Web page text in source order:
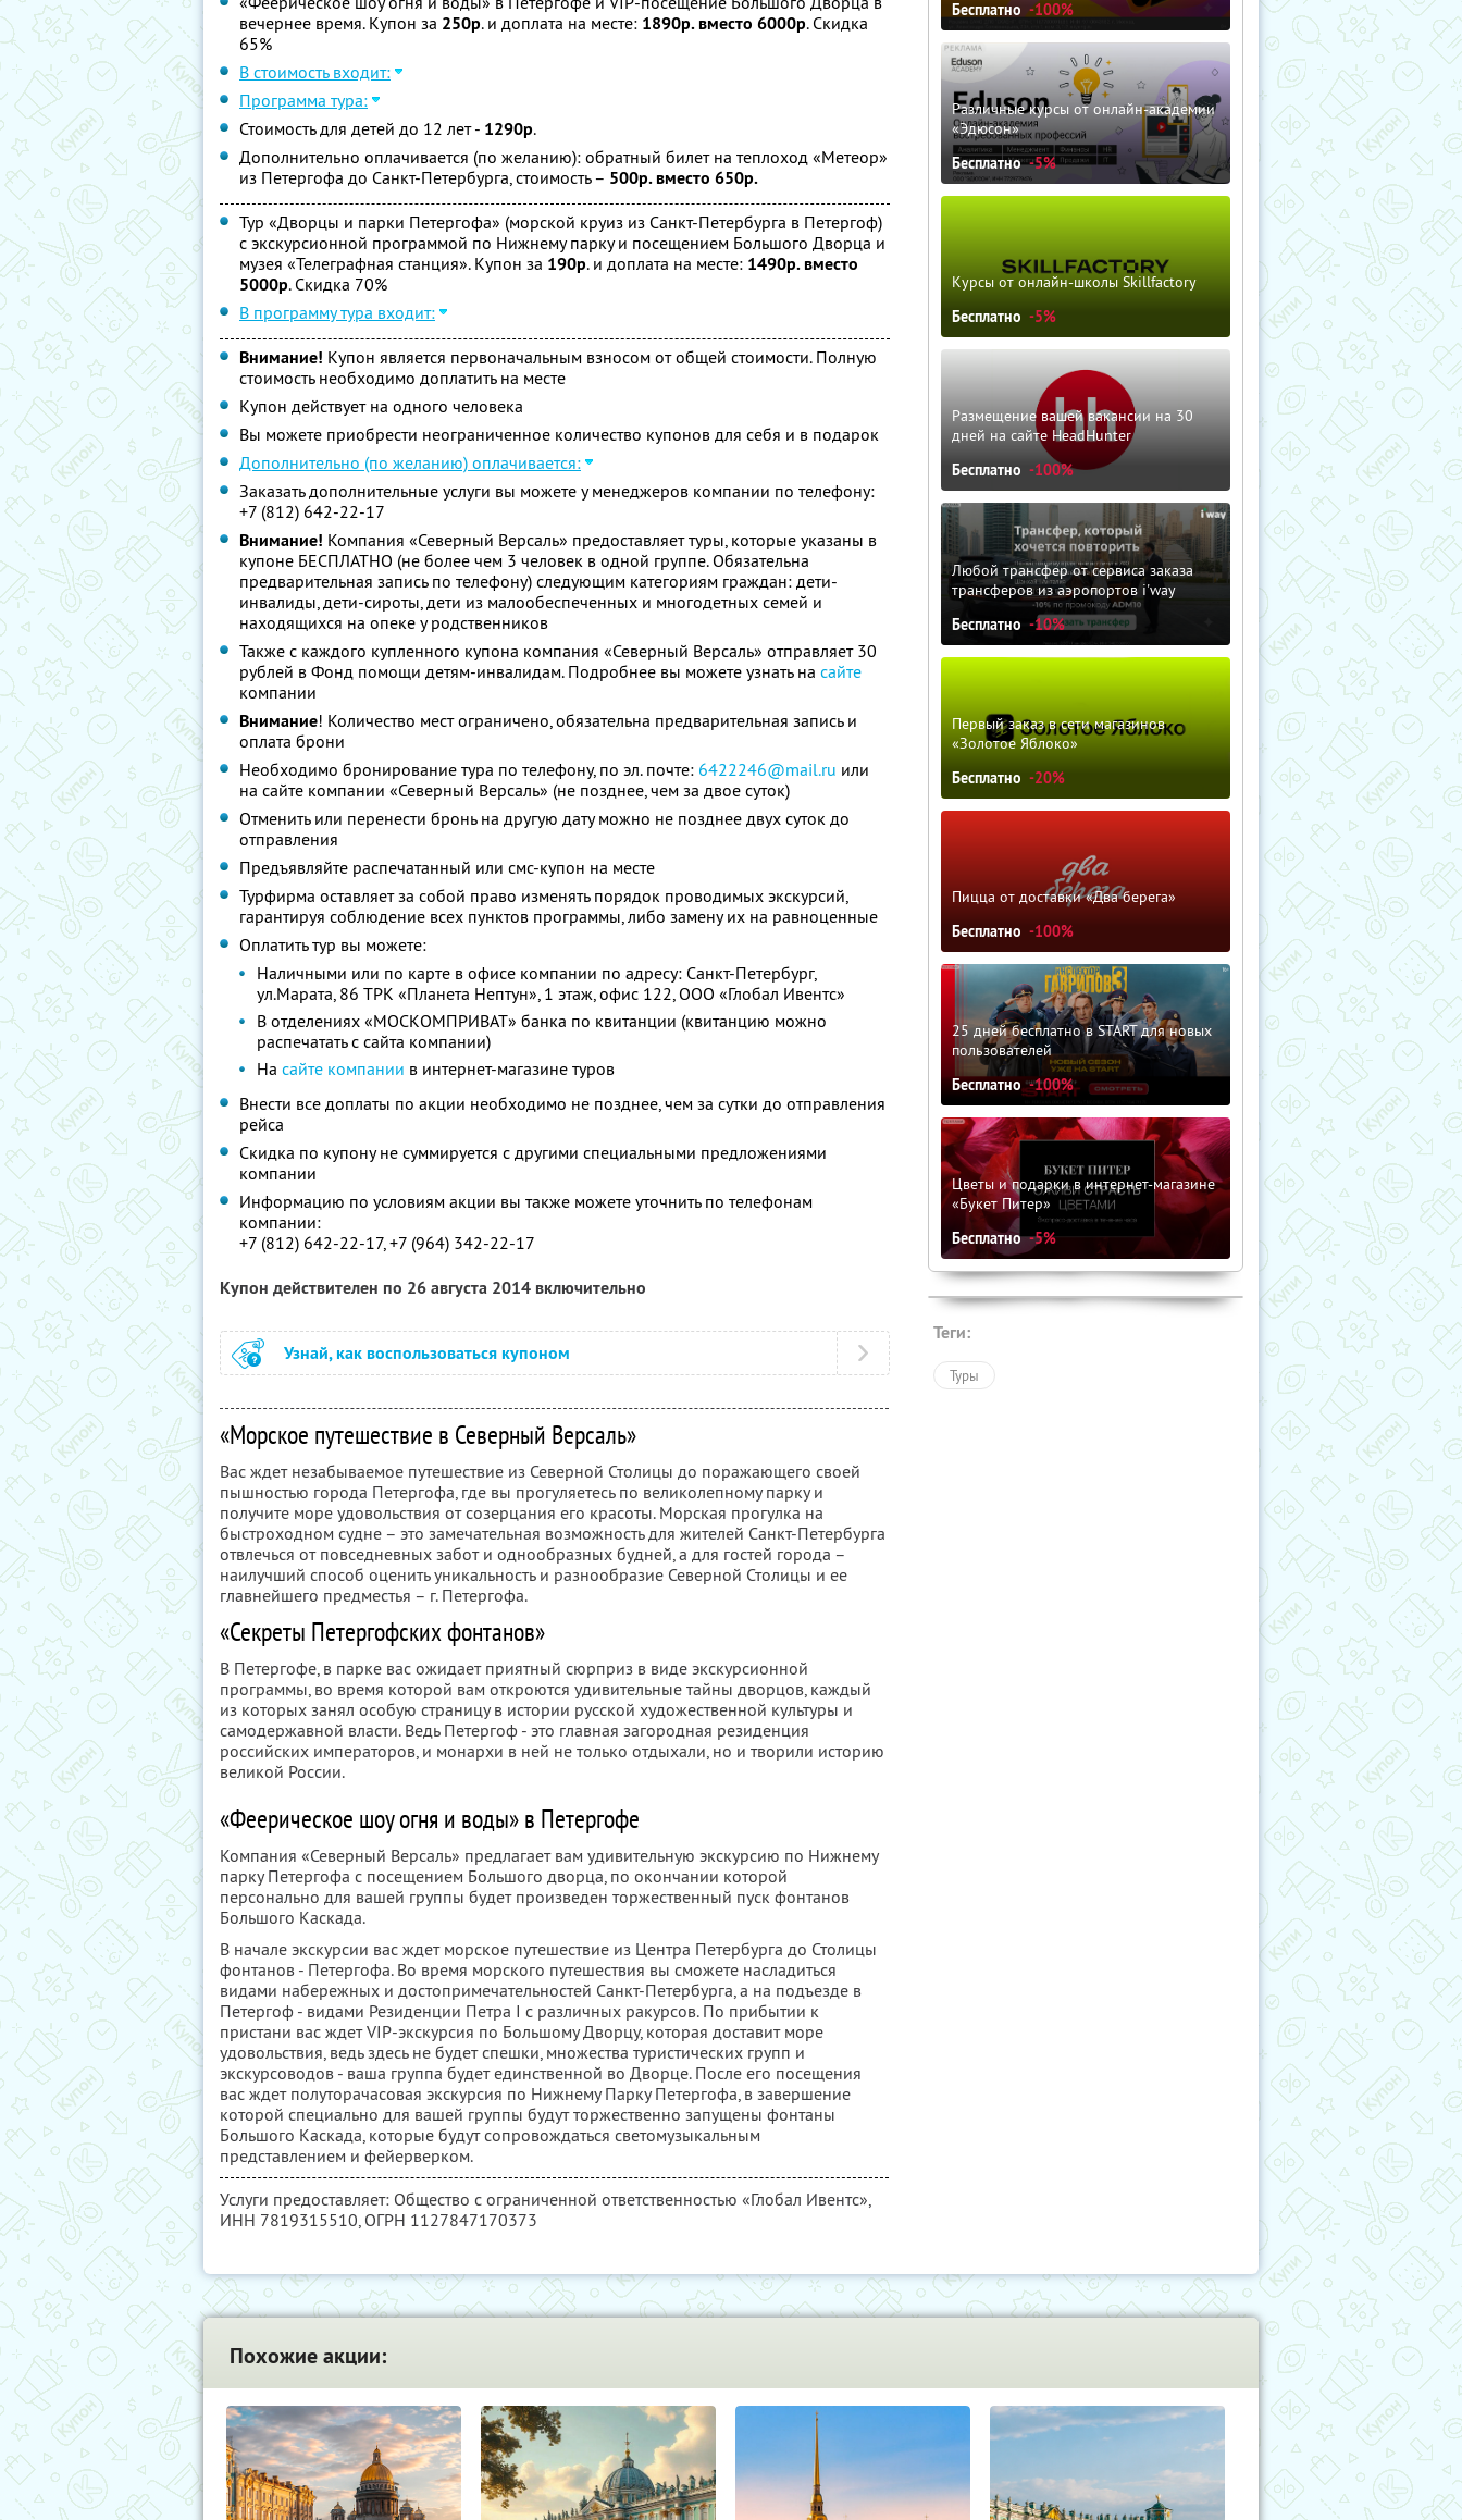
вечернее время. Купон за 250р. и доплата на месте: 1890р. вместо 6000р. Скидка
65%
В стоимость входит:
Программа тура:
Стоимость для детей до 12 лет - 1290р.
Дополнительно оплачивается (по желанию): обратный билет на теплоход «Метеор»
из Петергофа до Санкт-Петербурга, стоимость – 500р. вместо 650р.
Тур «Дворцы и парки Петергофа» (морской круиз из Санкт-Петербурга в Петергоф)
с экскурсионной программой по Нижнему парку и посещением Большого Дворца и
музея «Телеграфная станция». Купон за 190р. и доплата на месте: 1490р. вместо
5000р. Скидка 70%
В программу тура входит:
Внимание! Купон является первоначальным взносом от общей стоимости. Полную
стоимость необходимо доплатить на месте
Купон действует на одного человека
Вы можете приобрести неограниченное количество купонов для себя и в подарок
Дополнительно (по желанию) оплачивается:
Заказать дополнительные услуги вы можете у менеджеров компании по телефону:
+7 (812) 642-22-17
Внимание! Компания «Северный Версаль» предоставляет туры, которые указаны в
купоне БЕСПЛАТНО (не более чем 3 человек в одной группе. Обязательна
предварительная запись по телефону) следующим категориям граждан: дети-
инвалиды, дети-сироты, дети из малообеспеченных и многодетных семей и
находящихся на опеке у родственников
Также с каждого купленного купона компания «Северный Версаль» отправляет 30
рублей в Фонд помощи детям-инвалидам. Подробнее вы можете узнать на сайте
компании
Внимание! Количество мест ограничено, обязательна предварительная запись и
оплата брони
Необходимо бронирование тура по телефону, по эл. почте: 6422246@mail.ru или
на сайте компании «Северный Версаль» (не позднее, чем за двое суток)
Отменить или перенести бронь на другую дату можно не позднее двух суток до
отправления
Предъявляйте распечатанный или смс-купон на месте
Турфирма оставляет за собой право изменять порядок проводимых экскурсий,
гарантируя соблюдение всех пунктов программы, либо замену их на равноценные
Оплатить тур вы можете:
Наличными или по карте в офисе компании по адресу: Санкт-Петербург,
ул.Марата, 86 ТРК «Планета Нептун», 1 этаж, офис 122, ООО «Глобал Ивентс»
В отделениях «МОСКОМПРИВАТ» банка по квитанции (квитанцию можно
распечатать с сайта компании)
На сайте компании в интернет-магазине туров
Внести все доплаты по акции необходимо не позднее, чем за сутки до отправления
рейса
Скидка по купону не суммируется с другими специальными предложениями
компании
Информацию по условиям акции вы также можете уточнить по телефонам
компании:
+7 (812) 642-22-17, +7 (964) 342-22-17
Купон действителен по 26 августа 2014 включительно
Узнай, как воспользоваться купоном
«Морское путешествие в Северный Версаль»
Вас ждет незабываемое путешествие из Северной Столицы до поражающего своей
пышностью города Петергофа, где вы прогуляетесь по великолепному парку и
получите море удовольствия от созерцания его красоты. Морская прогулка на
быстроходном судне – это замечательная возможность для жителей Санкт-Петербурга
отвлечься от повседневных забот и однообразных будней, а для гостей города –
наилучший способ оценить уникальность и разнообразие Северной Столицы и ее
главнейшего предместья – г. Петергофа.
«Секреты Петергофских фонтанов»
В Петергофе, в парке вас ожидает приятный сюрприз в виде экскурсионной
программы, во время которой вам откроются удивительные тайны дворцов, каждый
из которых занял особую страницу в истории русской художественной культуры и
самодержавной власти. Ведь Петергоф - это главная загородная резиденция
российских императоров, и монархи в ней не только отдыхали, но и творили историю
великой России.
«Феерическое шоу огня и воды» в Петергофе
Компания «Северный Версаль» предлагает вам удивительную экскурсию по Нижнему
парку Петергофа с посещением Большого дворца, по окончании которой
персонально для вашей группы будет произведен торжественный пуск фонтанов
Большого Каскада.
В начале экскурсии вас ждет морское путешествие из Центра Петербурга до Столицы
фонтанов - Петергофа. Во время морского путешествия вы сможете насладиться
видами набережных и достопримечательностей Санкт-Петербурга, а на подъезде в
Петергоф - видами Резиденции Петра I с различных ракурсов. По прибытии к
пристани вас ждет VIP-экскурсия по Большому Дворцу, которая доставит море
удовольствия, ведь здесь не будет спешки, множества туристических групп и
экскурсоводов - ваша группа будет единственной во Дворце. После его посещения
вас ждет полуторачасовая экскурсия по Нижнему Парку Петергофа, в завершение
которой специально для вашей группы будут торжественно запущены фонтаны
Большого Каскада, которые будут сопровождаться светомузыкальным
представлением и фейерверком.
Услуги предоставляет: Общество с ограниченной ответственностью «Глобал Ивентс»,
ИНН 7819315510, ОГРН 1127847170373
Бесплатно -100%
Различные курсы от онлайн-академии
«Эдюсон»
Бесплатно -5%
Курсы от онлайн-школы Skillfactory
Бесплатно -5%
Размещение вашей вакансии на 30
дней на сайте HeadHunter
Бесплатно -100%
Любой трансфер от сервиса заказа
трансферов из аэропортов i'way
Бесплатно -10%
Первый заказ в сети магазинов
«Золотое Яблоко»
Бесплатно -20%
Пицца от доставки «Два берега»
Бесплатно -100%
25 дней бесплатно в START для новых
пользователей
Бесплатно -100%
Цветы и подарки в интернет-магазине
«Букет Питер»
Бесплатно -5%
Теги:
Туры
Похожие акции: